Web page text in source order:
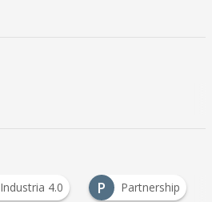
Industria 4.0 P Partnership